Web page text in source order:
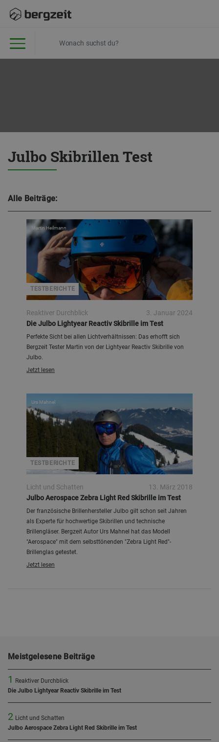
Julbo Skibrillen Test
Alle Beiträge:
TESTBERICHTE
Martin Heilmann
Reaktiver Durchblick
3. Januar 2024
Die Julbo Lightyear Reactiv Skibrille im Test
Perfekte Sicht bei allen Lichtverhältnissen: Das erhofft sich
Bergzeit Tester Martin von der Lightyear Reactiv Skibrille von
Julbo.
Jetzt lesen
TESTBERICHTE
Urs Mahnel
Licht und Schatten
13. März 2018
Julbo Aerospace Zebra Light Red Skibrille im Test
Der französische Brillenhersteller Julbo gilt schon seit Jahren
als Experte für hochwertige Skibrillen und technische
Brillengläser. Bergzeit Autor Urs Mahnel hat das Modell
"Aerospace" mit dem selbsttönenden "Zebra Light Red"-
Brillenglas getestet.
Jetzt lesen
Meistgelesene Beiträge
1
Reaktiver Durchblick
Die Julbo Lightyear Reactiv Skibrille im Test
2 Licht und Schatten
Julbo Aerospace Zebra Light Red Skibrille im Test